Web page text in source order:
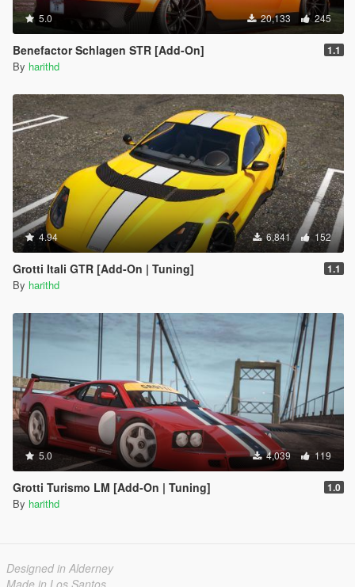
5.0 20,133 245
Benefactor Schlagen STR [Add-On] 1.1
By harithd
4.94 6,841 152
Grotti Itali GTR [Add-On | Tuning] 1.1
By harithd
5.0 4,039 119
Grotti Turismo LM [Add-On | Tuning] 1.0
By harithd
Designed in Alderney
Made in Los Santos